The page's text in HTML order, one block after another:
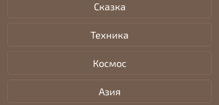
Сказка
Техника
Космос
Азия